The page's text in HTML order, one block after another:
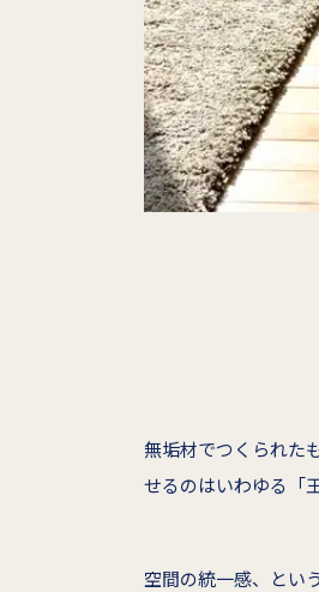
無垢材でつくられた
せるのはいわゆる「
空間の統一感、とい